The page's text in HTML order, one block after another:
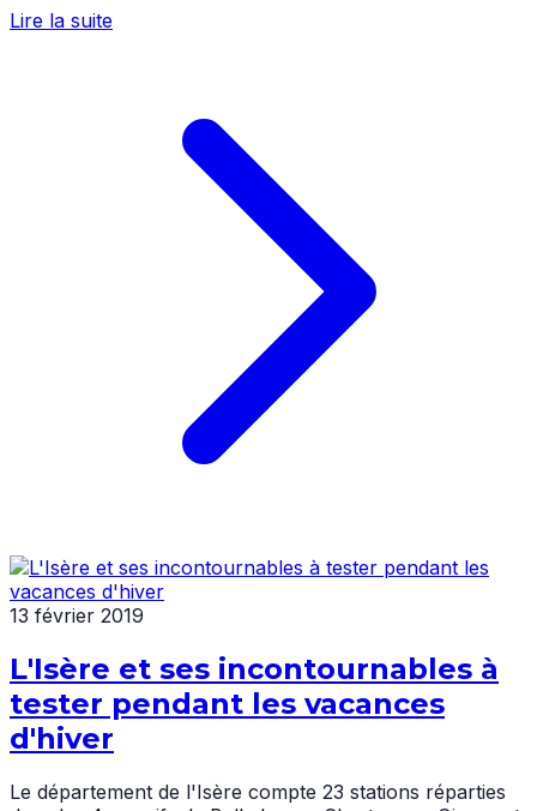
Lire la suite
13 février 2019
L'Isère et ses incontournables à
tester pendant les vacances
d'hiver
Le département de l'Isère compte 23 stations réparties